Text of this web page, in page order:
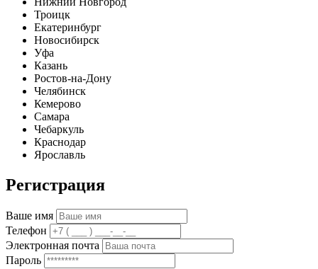
Троицк
Екатеринбург
Новосибирск
Уфа
Казань
Ростов-на-Дону
Челябинск
Кемерово
Самара
Чебаркуль
Краснодар
Ярославль
Регистрация
Ваше имя
Телефон
Электронная почта
Пароль